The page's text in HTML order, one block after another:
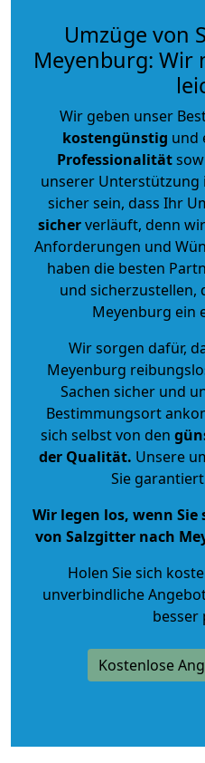
Umzüge von
Meyenburg: Wir
Wir geben unser
kostengünstig und
Professionalität
unserer Unterstützung
sicher sein, dass Ihr
sicherverläuft, denn
Anforderungen und
haben die besten
und sicherzustellen,
Meyenburg ein
Wir sorgen dafür,
Meyenburg
Sachen sicher und
Bestimmungsort
sich selbst von den
der Qualität. Unsere
Sie
Wir legen los, wenn
von Salzgitter nach
Holen Sie sich
unverbindliche
besser
Kostenlose